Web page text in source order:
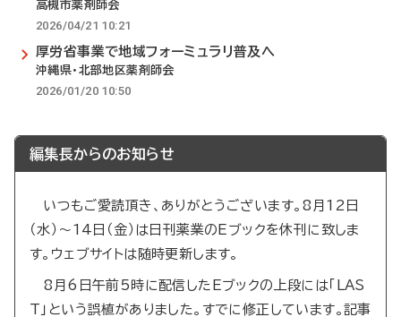
高槻市薬剤師会
2026/04/21 10:21
厚労省事業で地域フォーミュラリ普及へ
沖縄県・北部地区薬剤師会
2026/01/20 10:50
編集長からのお知らせ
いつもご愛読頂き、ありがとうございます。8月12日
（水）～14日（金）は日刊薬業のEブックを休刊に致しま
す。ウェブサイトは随時更新します。
8月6日午前5時に配信したEブックの上段には「LAS
T」という誤植がありました。すでに修正しています。記事